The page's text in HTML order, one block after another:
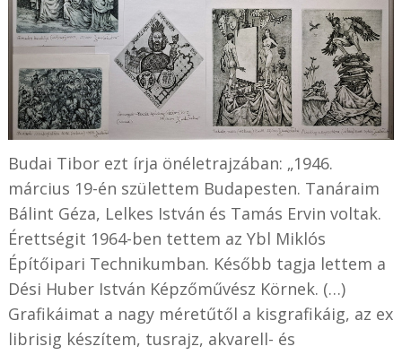
Budai Tibor ezt írja önéletrajzában: „1946.
március 19-én születtem Budapesten. Tanáraim
Bálint Géza, Lelkes István és Tamás Ervin voltak.
Érettségit 1964-ben tettem az Ybl Miklós
Építőipari Technikumban. Később tagja lettem a
Dési Huber István Képzőművész Körnek. (…)
Grafikáimat a nagy méretűtől a kisgrafikáig, az ex
librisig készítem, tusrajz, akvarell- és